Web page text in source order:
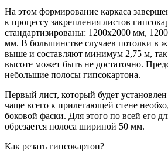
На этом формирование каркаса
к процессу закрепления листов
стандартизированы: 1200х2000 мм,
мм. В большинстве случаев потолки в
выше и составляют минимум 2,75 м, так
высоте может быть не достаточно.
небольшие полосы гипсокартона.
Первый лист, который будет
чаще всего к прилегающей стене
боковой фаски. Для этого по всей его
обрезается полоса шириной 50 мм.
Как резать гипсокартон?